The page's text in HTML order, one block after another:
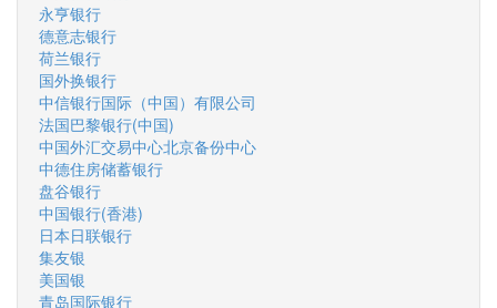
永亨银行
德意志银行
荷兰银行
国外换银行
中信银行国际（中国）有限公司
法国巴黎银行(中国)
中国外汇交易中心北京备份中心
中德住房储蓄银行
盘谷银行
中国银行(香港)
日本日联银行
集友银
美国银
青岛国际银行